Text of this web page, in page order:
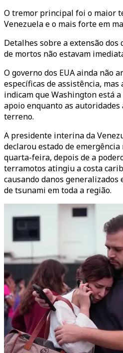
O tremor principal foi o maior
Venezuela e o mais forte em
Detalhes sobre a extensão dos
de mortos não estavam
O governo dos EUA ainda não
específicas de assistência, mas
indicam que Washington está
apoio enquanto as autoridades
terreno.
A presidente interina da
declarou estado de
quarta-feira, depois de a
terramotos atingiu a costa
causando danos generalizados
de tsunami em toda a região.